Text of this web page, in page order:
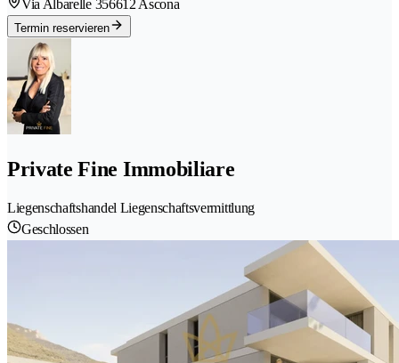
Via Albarelle 356612 Ascona
Termin reservieren
Private Fine Immobiliare
Liegenschaftshandel Liegenschaftsvermittlung
Geschlossen